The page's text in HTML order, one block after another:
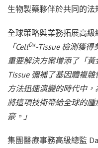
生物製藥夥伴於共同的法
全球策略與業務拓展高級
「CellDx-Tissue 檢測獲得
重要解決方案增添了「
Tissue 彌補了基因體複
方法迅速演變的時代中
將這項技術帶給全球的
豪。」
集團醫療事務高級總監